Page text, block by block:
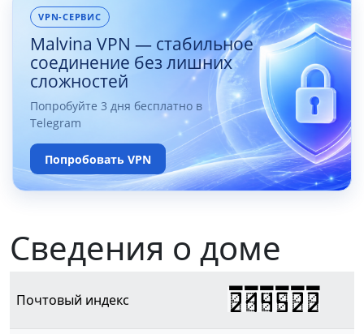
VPN-СЕРВИС
Malvina VPN — стабильное
соединение без лишних
сложностей
Попробуйте 3 дня бесплатно в
Telegram
Попробовать VPN
Сведения о доме
Почтовый индекс 214522